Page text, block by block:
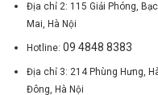
Địa chỉ 2: 115 Giải Phóng,
Mai, Hà Nội
Hotline: 09 4848 8383
Địa chỉ 3: 214 Phùng Hưng,
Đông, Hà Nội